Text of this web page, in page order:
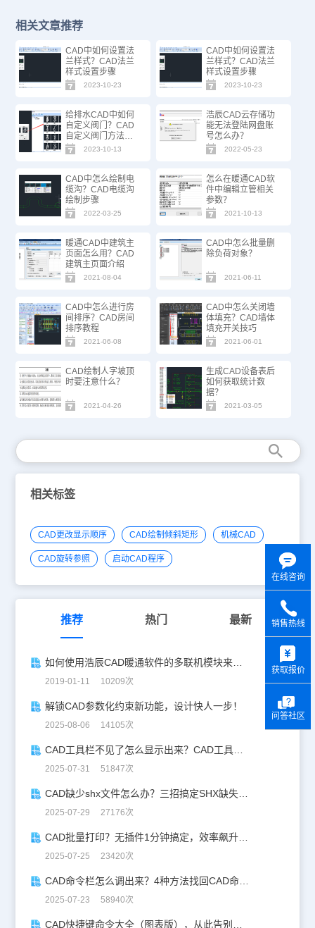
相关文章推荐
CAD中如何设置法
兰样式？CAD法兰
样式设置步骤
2023-10-23
CAD中如何设置法
兰样式？CAD法兰
样式设置步骤
2023-10-23
给排水CAD中如何
自定义阀门？CAD
自定义阀门方法步
骤
2023-10-13
浩辰CAD云存储功
能无法登陆网盘账
号怎么办？
2022-05-23
CAD中怎么绘制电
缆沟？CAD电缆沟
绘制步骤
2022-03-25
怎么在暖通CAD软
件中编辑立管相关
参数？
2021-10-13
暖通CAD中建筑主
页面怎么用？CAD
建筑主页面介绍
2021-08-04
CAD中怎么批量删
除负荷对象？
2021-06-11
CAD中怎么进行房
间排序？CAD房间
排序教程
2021-06-08
CAD中怎么关闭墙
体填充？CAD墙体
填充开关技巧
2021-06-01
CAD绘制人字坡顶
时要注意什么？
2021-04-26
生成CAD设备表后
如何获取统计数
据？
2021-03-05
相关标签
CAD更改显示顺序 CAD绘制倾斜矩形 机械CAD
CAD旋转参照 启动CAD程序
推荐 热门 最新
如何使用浩辰CAD暖通软件的多联机模块来自定义管材和管线？
2019-01-11 10209次
解锁CAD参数化约束新功能，设计快人一步！
2025-08-06 14105次
CAD工具栏不见了怎么显示出来？CAD工具栏恢复指南
2025-07-31 51847次
CAD缺少shx文件怎么办？三招搞定SHX缺失难题
2025-07-29 27176次
CAD批量打印？无插件1分钟搞定，效率飙升90%！
2025-07-25 23420次
CAD命令栏怎么调出来？4种方法找回CAD命令栏
2025-07-23 58940次
在线咨询
销售热线
获取报价
问答社区